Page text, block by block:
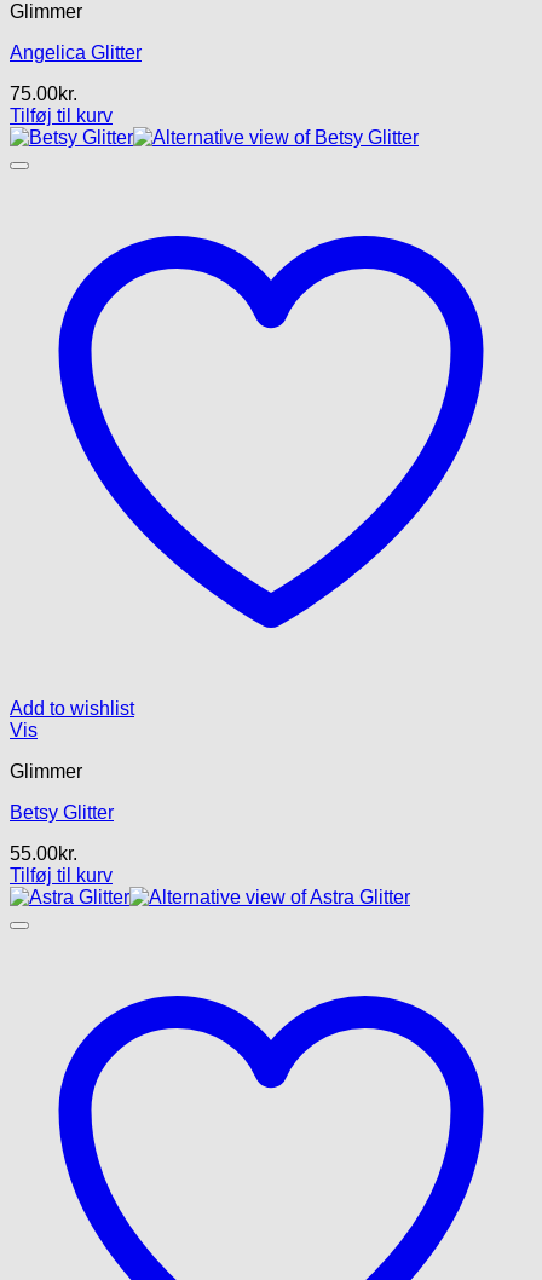
Glimmer
Angelica Glitter
75.00kr.
Tilføj til kurv
Add to wishlist
Vis
Glimmer
Betsy Glitter
55.00kr.
Tilføj til kurv